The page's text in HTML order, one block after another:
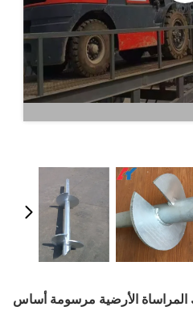
المراساة الأرضية مرسومة أساس